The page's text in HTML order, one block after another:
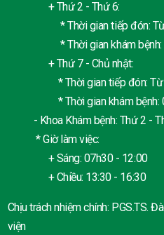
+ Thứ 2 - Thứ 6:
* Thời gian tiếp đón: Từ
* Thời gian khám bệnh:
+ Thứ 7 - Chủ nhật:
* Thời gian tiếp đón: Từ
* Thời gian khám bệnh:
- Khoa Khám bệnh: Thứ 2 -
* Giờ làm việc:
+ Sáng: 07h30 - 12:00
+ Chiều: 13:30 - 16:30
Chịu trách nhiệm chính: PGS.TS.
viện